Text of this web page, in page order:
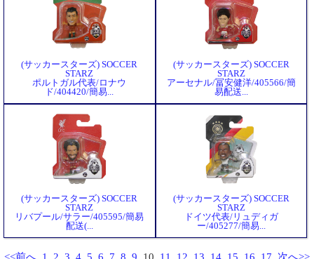
(サッカースターズ) SOCCER
STARZ
ポルトガル代表/ロナウ
ド/404420/簡易...
(サッカースターズ) SOCCER
STARZ
アーセナル/冨安健洋/405566/簡
易配送...
(サッカースターズ) SOCCER
STARZ
リバプール/サラー/405595/簡易
配送(...
(サッカースターズ) SOCCER
STARZ
ドイツ代表/リュディガ
ー/405277/簡易...